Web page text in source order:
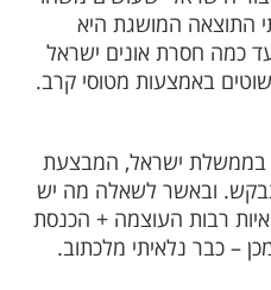
התוצאה המושגת היא
כמה חסרת אונים ישראל
באמצעות מטוסי קרב.
בממשלת ישראל, המבצעת
ובאשר לשאלה מה יש
רבות העוצמה + הכנסת
– כבר נלאיתי מלכתוב.